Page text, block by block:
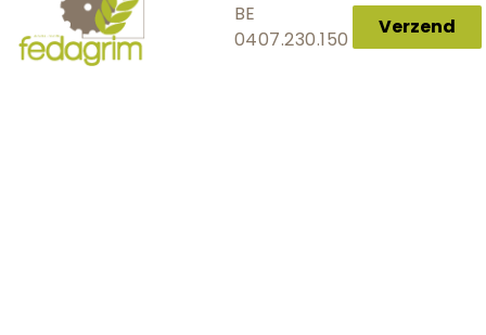
BE
0407.230.150
Verzend